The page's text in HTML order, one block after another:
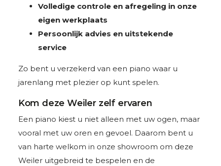
Volledige controle en afregeling in onze
eigen werkplaats
Persoonlijk advies en uitstekende
service
Zo bent u verzekerd van een piano waar u
jarenlang met plezier op kunt spelen.
Kom deze Weiler zelf ervaren
Een piano kiest u niet alleen met uw ogen, maar
vooral met uw oren en gevoel. Daarom bent u
van harte welkom in onze showroom om deze
Weiler uitgebreid te bespelen en de